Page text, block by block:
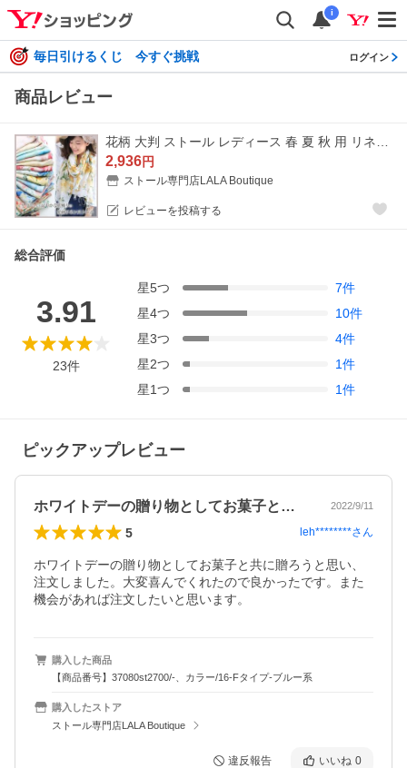
i
毎日引けるくじ 今すぐ挑戦 ログイン
商品レビュー
2,936円
ストール専門店LALA Boutique
レビューを投稿する
総合評価
3.91
23件
星5つ 7件
星4つ 10件
星3つ 4件
星2つ 1件
星1つ 1件
ピックアップレビュー
ホワイトデーの贈り物としてお菓子と共に… 2022/9/11
5 leh********さん
ホワイトデーの贈り物としてお菓子と共に贈ろうと思い、
注文しました。大変喜んでくれたので良かったです。また
機会があれば注文したいと思います。
購入した商品
【商品番号】37080st2700/-、カラー/16-Fタイプ-ブルー系
購入したストア
ストール専門店LALA Boutique
違反報告 いいね 0